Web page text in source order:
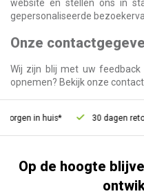
website en stellen ons in
gepersonaliseerde
Onze
Wij zijn blij met uw
opnemen? Bekijk onze
in huis* 30 dagen
Op de hoogte